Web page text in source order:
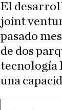
El
joint
pasado
de dos
tecnología
una